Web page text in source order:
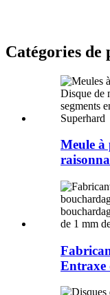
Catégories de
Meule
Entraxe